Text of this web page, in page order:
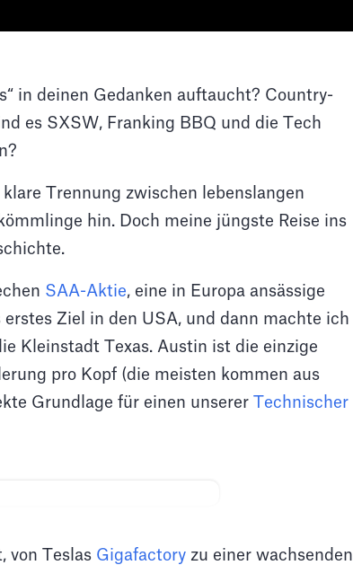
in deinen Gedanken auftaucht? Country-
es SXSW, Franking BBQ und die Tech
Trennung zwischen lebenslangen
hin. Doch meine jüngste Reise ins
SAA-Aktie, eine in Europa ansässige
erstes Ziel in den USA, und dann machte ich
Kleinstadt Texas. Austin ist die einzige
pro Kopf (die meisten kommen aus
Grundlage für einen unserer Technischer
von Teslas Gigafactory zu einer wachsenden